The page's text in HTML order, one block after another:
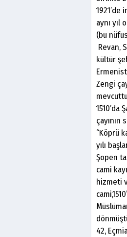
1921’de
aynı yıl
(bu
Revan,
kültür
Zengi
1510’da
çayının
“Köprü
yılı
Şopen
cami
hizmeti
42,